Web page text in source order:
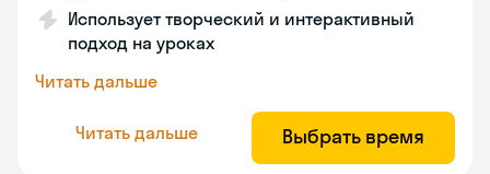
Использует творческий и интерактивный
подход на уроках
Читать дальше
Читать дальше Выбрать время